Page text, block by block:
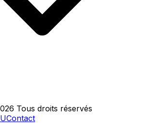
Tous droits réservés
Contact